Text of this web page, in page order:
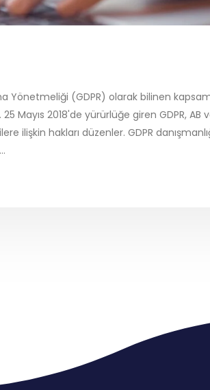
Yönetmeliği (GDPR) olarak bilinen
Mayıs 2018'de yürürlüğe giren GDPR, AB
ilişkin hakları düzenler. GDPR